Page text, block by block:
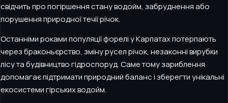
свідчить про погіршення стану водойм, забруднення або
порушення природної течії річок.
Останніми роками популяції форелі у Карпатах потерпають
через браконьєрство, зміну русел річок, незаконні вирубки
лісу та будівництво гідроспоруд. Саме тому зариблення
допомагає підтримати природний баланс і зберегти унікальні
екосистеми гірських водойм.